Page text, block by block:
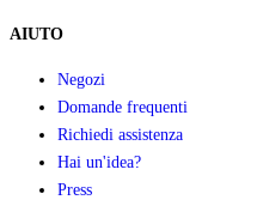
AIUTO
Negozi
Domande frequenti
Richiedi assistenza
Hai un'idea?
Press